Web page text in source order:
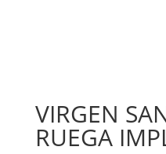
VIRGEN
RUEGA